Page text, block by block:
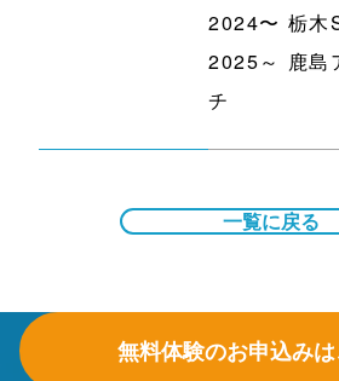
2024〜 栃木
2025～ 鹿島
チ
一覧に戻る
無料体験のお申込み